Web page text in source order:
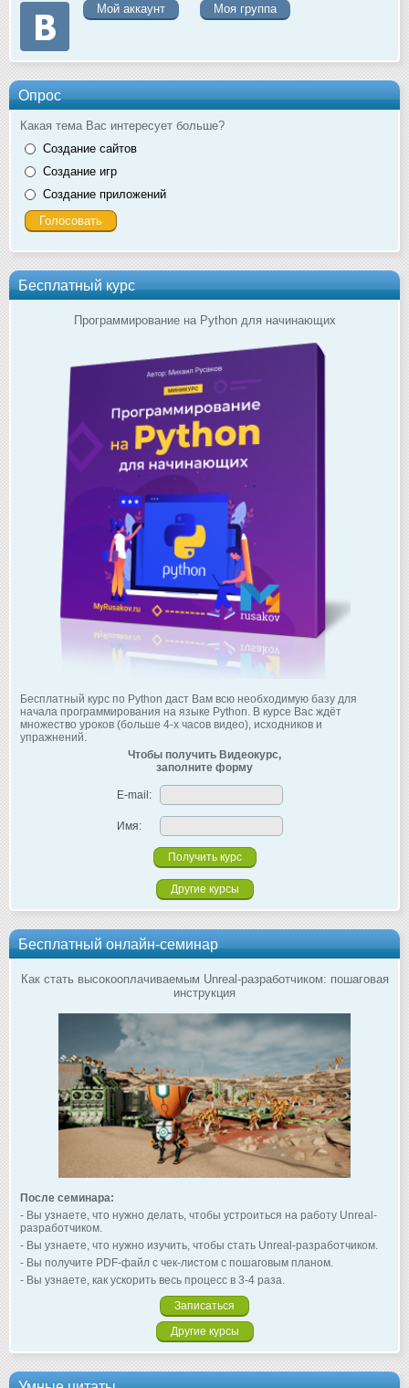
Мой аккаунт
Моя группа
Опрос
Какая тема Вас интересует больше?
Создание сайтов
Создание игр
Создание приложений
Бесплатный курс
Программирование на Python для начинающих
Бесплатный курс по Python даст Вам всю необходимую базу для
начала программирования на языке Python. В курсе Вас ждёт
множество уроков (больше 4-х часов видео), исходников и
упражнений.
Чтобы получить Видеокурс,
заполните форму
E-mail:
Имя:
Другие курсы
Бесплатный онлайн-семинар
Как стать высокооплачиваемым Unreal-разработчиком: пошаговая
инструкция
После семинара:
- Вы узнаете, что нужно делать, чтобы устроиться на работу Unreal-
разработчиком.
- Вы узнаете, что нужно изучить, чтобы стать Unreal-разработчиком.
- Вы получите PDF-файл с чек-листом с пошаговым планом.
- Вы узнаете, как ускорить весь процесс в 3-4 раза.
Записаться
Другие курсы